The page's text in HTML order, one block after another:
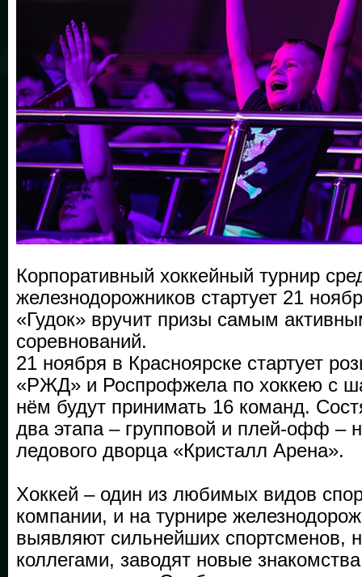
Корпоративный хоккейный турнир
железнодорожников стартует 21
«Гудок» вручит призы самым
соревнований.
21 ноября в Красноярске стартует
«РЖД» и Роспрофжела по хоккею с
нём будут принимать 16 команд.
два этапа – групповой и плей-офф –
ледового дворца «Кристалл Арена».
Хоккей – один из любимых видов
компании, и на турнире
выявляют сильнейших спортсменов,
коллегами, заводят новые